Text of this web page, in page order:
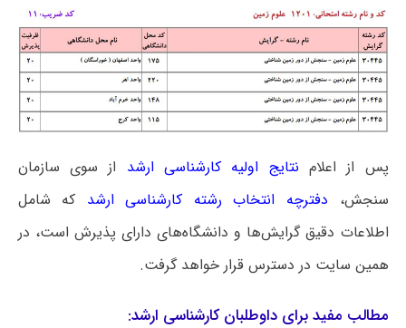
پس از اعلام نتایج اولیه کارشناسی ارشد از سوی سازمان
سنجش، دفترچه انتخاب رشته کارشناسی ارشد که شامل
اطلاعات دقیق گرایش‌ها و دانشگاه‌های دارای پذیرش است، در
همین سایت در دسترس قرار خواهد گرفت.
مطالب مفید برای داوطلبان کارشناسی ارشد: